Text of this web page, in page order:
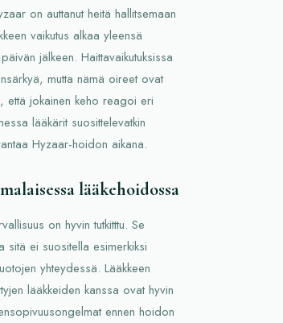
on auttanut heitä hallitsemaan
vaikutus alkaa yleensä
jälkeen. Haittavaikutuksissa
mutta nämä oireet ovat
että jokainen keho reagoi eri
lääkärit suosittelevatkin
Hyzaar-hoidon aikana.
lääkehoidossa
on hyvin tutkitttu. Se
sitä ei suositella esimerkiksi
yhteydessä. Lääkkeen
lääkkeiden kanssa ovat hyvin
ennen hoidon